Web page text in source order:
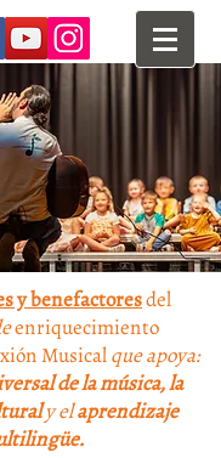
y benefactoresdel
enriquecimiento
Musicalque apoya:
de la música,la
y elaprendizaje